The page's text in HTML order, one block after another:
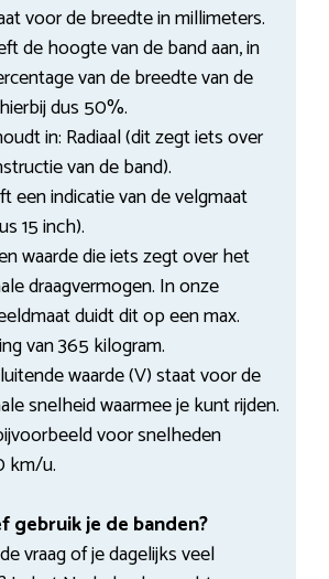
voor de breedte in millimeters.
de hoogte van de band aan, in
van de breedte van de
dus 50%.
in: Radiaal (dit zegt iets over
van de band).
een indicatie van de velgmaat
15 inch).
waarde die iets zegt over het
draagvermogen. In onze
duidt dit op een max.
van 365 kilogram.
waarde (V) staat voor de
snelheid waarmee je kunt rijden.
voor snelheden
km/u.
gebruik je de banden?
vraag of je dagelijks veel